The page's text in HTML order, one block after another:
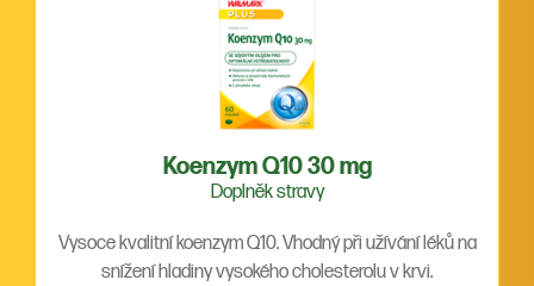
Koenzym Q10 30 mg
Doplněk stravy
Vysoce kvalitní koenzym Q10. Vhodný při užívání léků na
snížení hladiny vysokého cholesterolu v krvi.